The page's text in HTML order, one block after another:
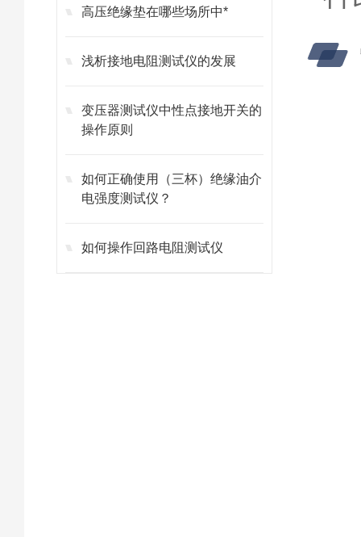
高压绝缘垫在哪些场所中*
浅析接地电阻测试仪的发展
变压器测试仪中性点接地开关的
操作原则
如何正确使用（三杯）绝缘油介
电强度测试仪？
如何操作回路电阻测试仪